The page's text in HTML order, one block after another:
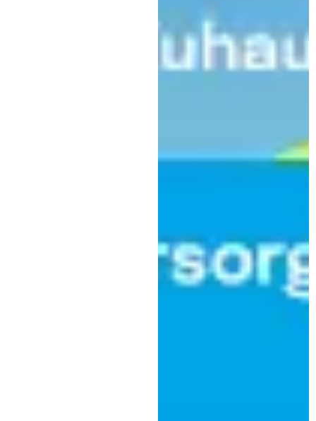
Hockey for Hope e. V. spendet
2025 knapp 20.000€ und
überschreitet die 100.000€